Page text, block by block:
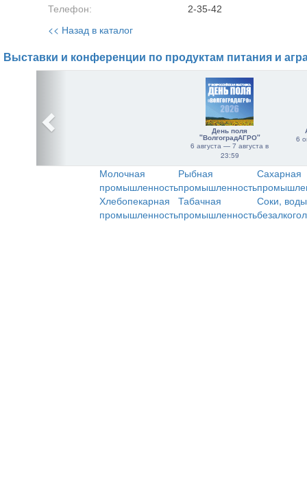
Телефон: 2-35-42
<< Назад в каталог
Выставки и конференции по продуктам питания и
День поля
"ВолгоградАГРО"
6 августа — 7 августа в
23:59
6
Молочная
промышленность
Рыбная
промышленность
Сахарная
Хлебопекарная
промышленность
Табачная
промышленность
Соки,